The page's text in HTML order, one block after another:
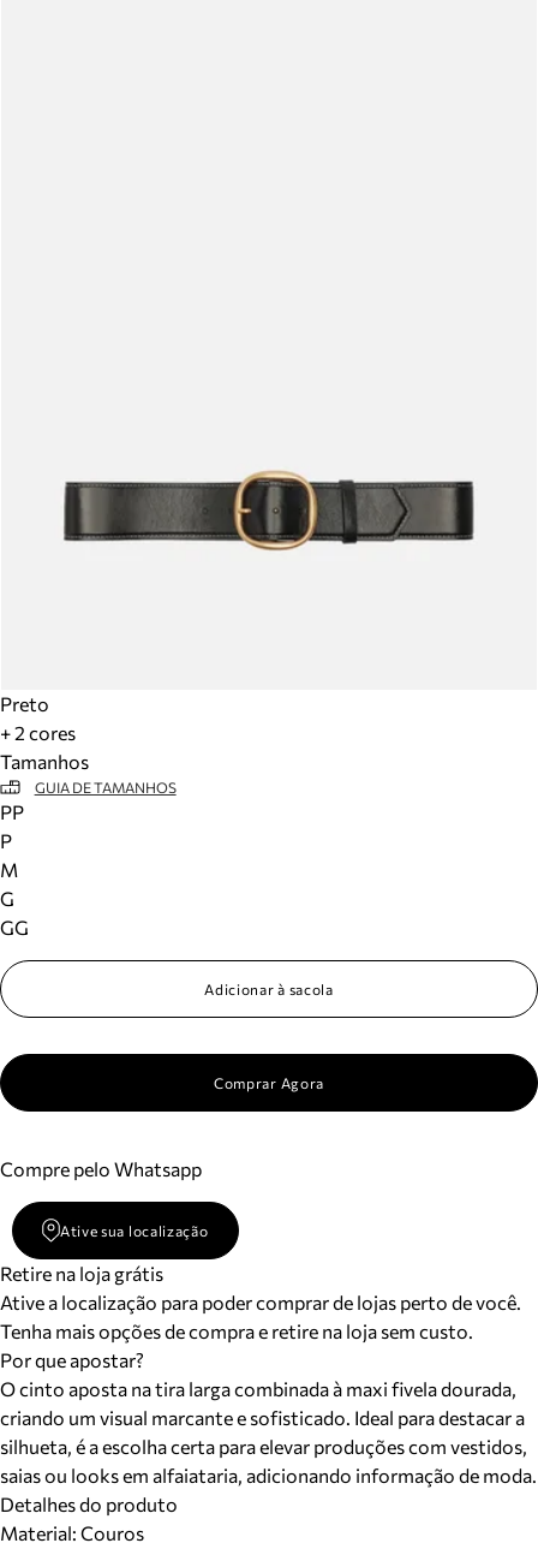
Preto
+ 2 cores
Tamanhos
GUIA DE TAMANHOS
PP
P
M
G
GG
Adicionar à sacola
Comprar Agora
Compre pelo Whatsapp
Ative sua localização
Retire na loja grátis
Ative a localização para poder comprar de lojas perto de você.
Tenha mais opções de compra e retire na loja sem custo.
Por que apostar?
O cinto aposta na tira larga combinada à maxi fivela dourada,
criando um visual marcante e sofisticado. Ideal para destacar a
silhueta, é a escolha certa para elevar produções com vestidos,
saias ou looks em alfaiataria, adicionando informação de moda.
Detalhes do produto
Material: Couros